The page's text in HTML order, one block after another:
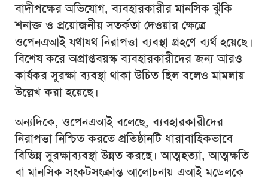
বাদীপক্ষের অভিযোগ, ব্যবহারকারীর মানসিক ঝুঁকি
শনাক্ত ও প্রয়োজনীয় সতর্কতা দেওয়ার ক্ষেত্রে
ওপেনএআই যথাযথ নিরাপত্তা ব্যবস্থা গ্রহণে ব্যর্থ হয়েছে।
বিশেষ করে অপ্রাপ্তবয়স্ক ব্যবহারকারীদের জন্য আরও
কার্যকর সুরক্ষা ব্যবস্থা থাকা উচিত ছিল বলেও মামলায়
উল্লেখ করা হয়েছে।
অন্যদিকে, ওপেনএআই বলেছে, ব্যবহারকারীদের
নিরাপত্তা নিশ্চিত করতে প্রতিষ্ঠানটি ধারাবাহিকভাবে
বিভিন্ন সুরক্ষাব্যবস্থা উন্নত করছে। আত্মহত্যা, আত্মক্ষতি
বা মানসিক সংকটসংক্রান্ত আলোচনায় এআই মডেলকে